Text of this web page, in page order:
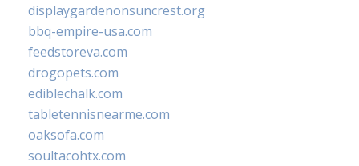
displaygardenonsuncrest.org
bbq-empire-usa.com
feedstoreva.com
drogopets.com
ediblechalk.com
tabletennisnearme.com
oaksofa.com
soultacohtx.com